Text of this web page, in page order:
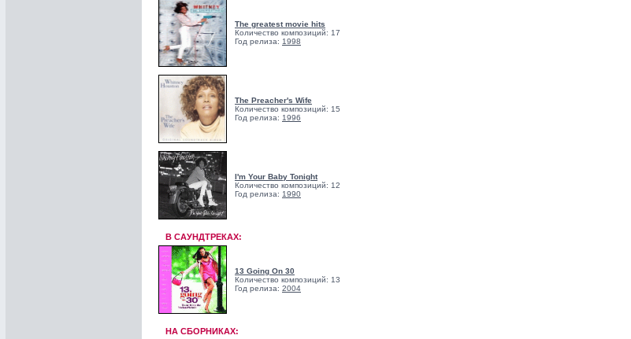
The greatest movie hits
Количество композиций: 17
Год релиза: 1998
The Preacher's Wife
Количество композиций: 15
Год релиза: 1996
I'm Your Baby Tonight
Количество композиций: 12
Год релиза: 1990
В САУНДТРЕКАХ:
13 Going On 30
Количество композиций: 13
Год релиза: 2004
НА СБОРНИКАХ: